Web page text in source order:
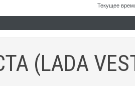
Текущее
(LADA